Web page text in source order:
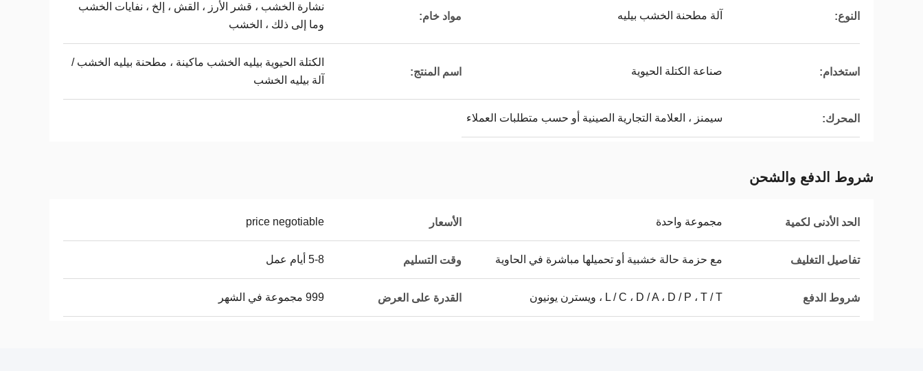
النوع: آلة مطحنة الخشب بيليه مواد خام:
نشارة الخشب ، قشر الأرز ، القش ، إلخ ، نفايات الخشب
وما إلى ذلك ، الخشب
استخدام: صناعة الكتلة الحيوية اسم المنتج:
الكتلة الحيوية بيليه الخشب ماكينة ، مطحنة بيليه الخشب /
آلة بيليه الخشب
المحرك: سيمنز ، العلامة التجارية الصينية أو حسب متطلبات العملاء
شروط الدفع والشحن
الحد الأدنى لكمية مجموعة واحدة الأسعار price negotiable
تفاصيل التغليف مع حزمة حالة خشبية أو تحميلها مباشرة في الحاوية وقت التسليم 5-8 أيام عمل
شروط الدفع L / C ، D / A ، D / P ، T / T ، ويسترن يونيون القدرة على العرض 999 مجموعة في الشهر